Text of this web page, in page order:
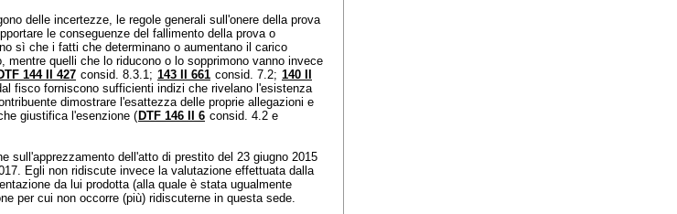
delle incertezze, le regole generali sull'onere della prova
le conseguenze del fallimento della prova o
sì che i fatti che determinano o aumentano il carico
quelli che lo riducono o lo sopprimono vanno invece
144 II 427 consid. 8.3.1; 143 II 661 consid. 7.2; 140 II
fisco forniscono sufficienti indizi che rivelano l'esistenza
dimostrare l'esattezza delle proprie allegazioni e
giustifica l'esenzione ( DTF 146 II 6 consid. 4.2 e
sull'apprezzamento dell'atto di prestito del 23 giugno 2015
Egli non ridiscute invece la valutazione effettuata dalla
da lui prodotta (alla quale è stata ugualmente
per cui non occorre (più) ridiscuterne in questa sede.